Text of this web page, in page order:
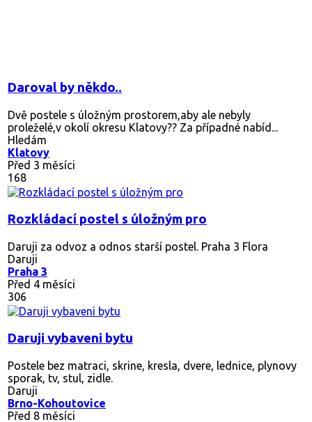
Daroval by někdo..
Dvě postele s úložným prostorem,aby ale nebyly
proleželé,v okolí okresu Klatovy?? Za případné nabíd...
Hledám
Klatovy
Před 3 měsíci
168
Rozkládací postel s úložným pro
Daruji za odvoz a odnos starší postel. Praha 3 Flora
Daruji
Praha 3
Před 4 měsíci
306
Daruji vybaveni bytu
Postele bez matraci, skrine, kresla, dvere, lednice, plynovy
sporak, tv, stul, zidle.
Daruji
Brno-Kohoutovice
Před 8 měsíci